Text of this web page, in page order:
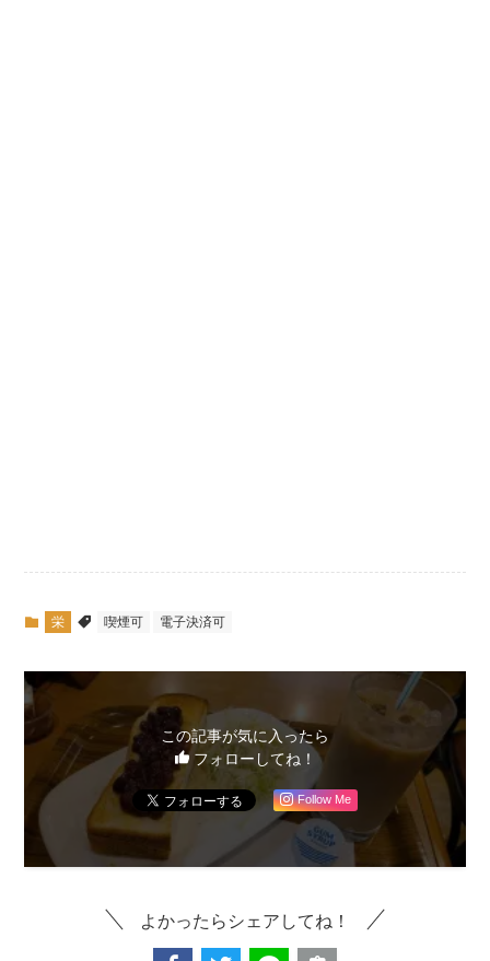
栄 喫煙可 電子決済可
この記事が気に入ったら
フォローしてね！
Follow Me
よかったらシェアしてね！